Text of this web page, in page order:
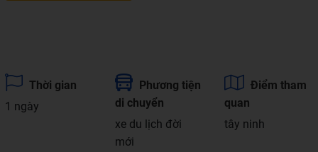
Thời gian
1 ngày
Phương tiện
di chuyển
xe du lịch đời
mới
Điểm tham
quan
tây ninh